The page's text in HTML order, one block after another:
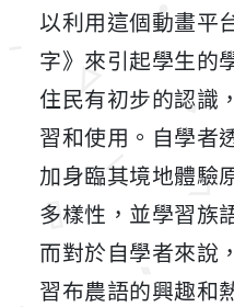
以利用這個動畫平
字》來引起學生的
住民有初步的認識
習和使用。自學者
加身臨其境地體驗
多樣性，並學習族
而對於自學者來說
習布農語的興趣和